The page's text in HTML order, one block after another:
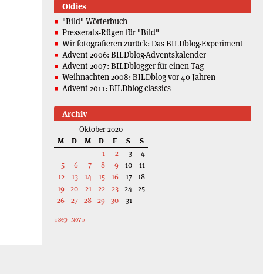
Oldies
"Bild"-Wörterbuch
Presserats-Rügen für "Bild"
Wir fotografieren zurück: Das BILDblog-Experiment
Advent 2006: BILDblog-Adventskalender
Advent 2007: BILDblogger für einen Tag
Weihnachten 2008: BILDblog vor 40 Jahren
Advent 2011: BILDblog classics
Archiv
Oktober 2020
M
D M D F S
S
1
2 3
4
5
6 7 8 9 10
11
12
13 14 15 16 17 18
19 20 21 22 23 24 25
26
27 28 29 30 31
« Sep Nov »